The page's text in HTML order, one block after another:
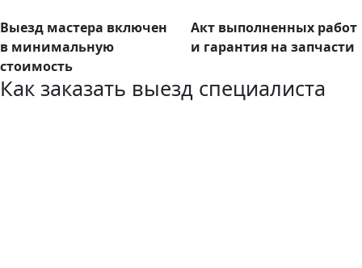
Выезд мастера включен
в минимальную
стоимость
Акт выполненных работ
и гарантия на запчасти
Как заказать выезд специалиста